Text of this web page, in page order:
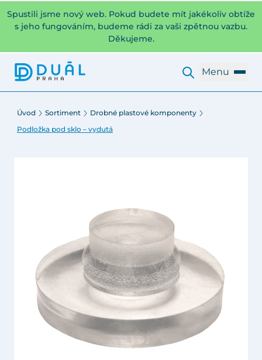
Spustili jsme nový web. Pokud budete mít jakékoliv obtíže
s jeho fungováním, budeme rádi za vaši zpětnou vazbu.
Děkujeme.
Menu
Úvod Sortiment
Drobné plastové komponenty
Podložka pod sklo – vydutá